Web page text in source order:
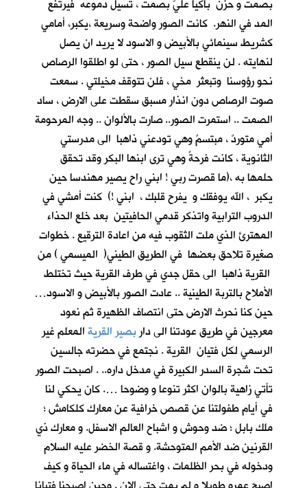
بصمت و حزن باكيا عليَّ بصمت ، تسيل دموعه فيرتفع
المد في النهر. كانت الصور واضحة وسريعة ،يكبر، أمامي
كشريط سينمائي بالأبيض و الاسود لا يريد ان يصل
لنهايته . لن ينقطع سيل الصور ، حتى لو اطلقوا الرصاص
نحو رؤوسنا وتبعثر مخي ، فلن تتوقف مخيلتي . سمعت
صوت الرصاص دون انذار مسبق سقطت على الارض ، ساد
الصمت .. استمرت الصور.. صارت بالألوان .. وجه المرحومة
أمي متوردٌ ، مبتسمٌ وهي تودعني ذاهبا الى مدرستي
الثانوية ، كانت فرحةً وهي ترى ابنها البكر وقد تحقق
حلمها به ،(ما قصرت ربي ! ابني راح يصير مهندسا حين
يكبر ، الله يوفقك و يفرح قلبك ، ابني !) كنت أمشي في
الدروب الترابية واتذكر قدمي الحافيتين بعد خلع الحذاء
المهترئ الذي ملت الثقوب فيه من اعادة الترقيع . خطوات
صغيرة تلاحق بعضها في الطريق الطيني( الميسمي ) من
القرية ذاهبا الى حقل جدي في طرف القرية حيث تختلط
الأملاح بالتربة الطينية .. عادت الصور بالأبيض و الاسود…
حين كنا نحرث الارض حتى انتصاف الظهيرة ثم نعود
معرجين في طريق عودتنا الى داربصير القريةالمعلم غير
الرسمي لكل فتيان القرية . نجتمع في حضرته جالسين
تحت شجرة السدر الكبيرة في مدخل داره.. . اصبحت الصور
تأتي زاهية بالوان اكثر تنوعا و وضوحا …. كان يحكي لنا
في أيام طفولتنا عن قصص خرافية عن معارك كلكامش ؛
ملك بابل ؛ ضد وحوش و اشباح العالم الاسفل. و معارك ذي
القرنين ضد الأمم المتوحشة. و قصة الخضر عليه السلام
ودخوله في بحر الظلمات ، واغتساله في ماء الحياة و كيف